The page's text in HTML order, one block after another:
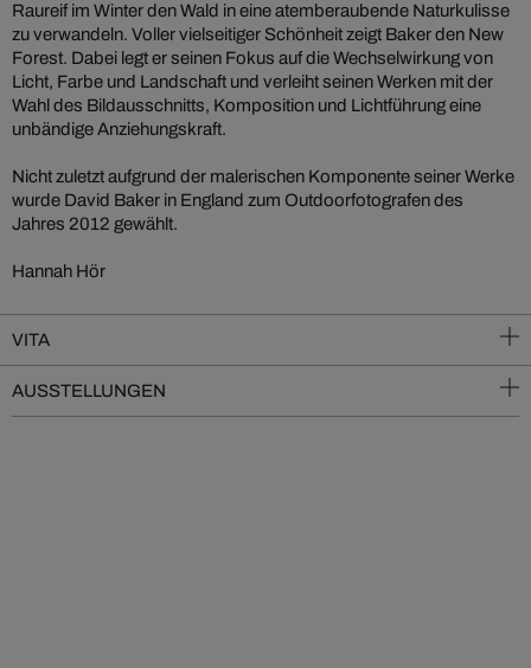
Raureif im Winter den Wald in eine atemberaubende Naturkulisse
zu verwandeln. Voller vielseitiger Schönheit zeigt Baker den New
Forest. Dabei legt er seinen Fokus auf die Wechselwirkung von
Licht, Farbe und Landschaft und verleiht seinen Werken mit der
Wahl des Bildausschnitts, Komposition und Lichtführung eine
unbändige Anziehungskraft.
Nicht zuletzt aufgrund der malerischen Komponente seiner Werke
wurde David Baker in England zum Outdoorfotografen des
Jahres 2012 gewählt.
Hannah Hör
VITA
AUSSTELLUNGEN